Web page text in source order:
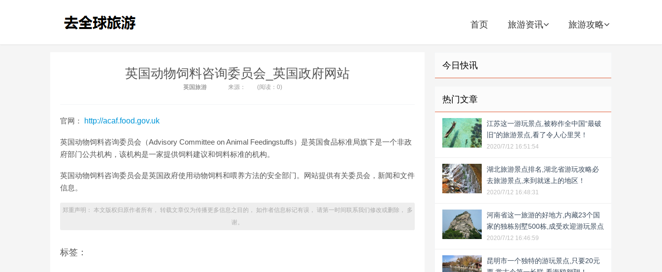
首页 旅游资讯 旅游攻略
英国动物饲料咨询委员会_英国政府网站
英国旅游 来源： (阅读：0)
官网： http://acaf.food.gov.uk
英国动物饲料咨询委员会（Advisory Committee on Animal Feedingstuffs）是英国食品标准局旗下是一个非政
府部门公共机构，该机构是一家提供饲料建议和饲料标准的机构。
英国动物饲料咨询委员会是英国政府使用动物饲料和喂养方法的安全部门。网站提供有关委员会，新闻和文件
信息。
郑重声明： 本文版权归原作者所有， 转载文章仅为传播更多信息之目的， 如作者信息标记有误， 请第一时间联系我们修改或删除， 多
谢。
标签：
今日快讯
热门文章
江苏这一游玩景点,被称作全中国“最破
旧”的旅游景点,看了令人心里哭！
2020/7/12 16:51:54
湖北旅游景点排名,湖北省游玩攻略必
去旅游景点,来到就迷上的地区！
2020/7/12 16:48:31
河南省这一旅游的好地方,内藏23个国
家的独栋别墅500栋,成受欢迎游玩景点
2020/7/12 16:46:59
昆明市一个独特的游玩景点,只要20元